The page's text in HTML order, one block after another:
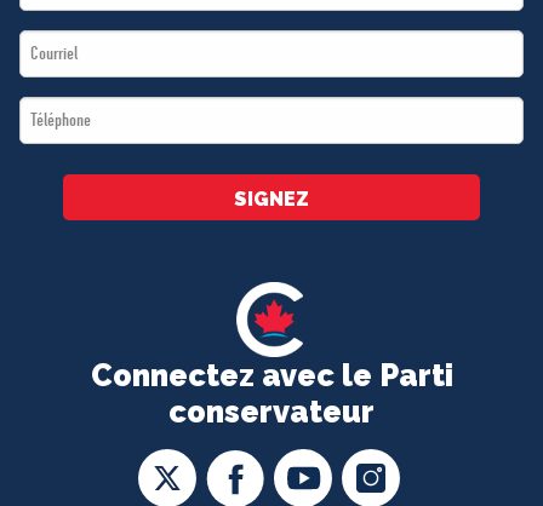
Connectez avec le Parti
conservateur
Name
Email
*
Téléphone
*
SIGNEZ